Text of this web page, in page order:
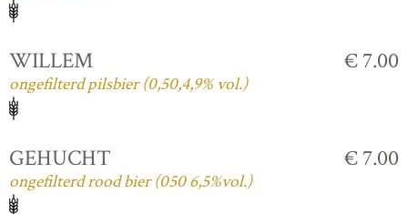
WILLEM
ongefilterd pilsbier (0,50,4,9% vol.)
€ 7.00
GEHUCHT
ongefilterd rood bier (050 6,5%vol.)
€ 7.00